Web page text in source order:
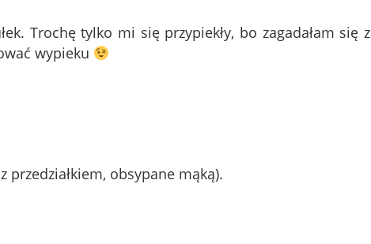
Trochę tylko mi się przypiekły, bo zagadałam się z
wypieku
przedziałkiem, obsypane mąką).